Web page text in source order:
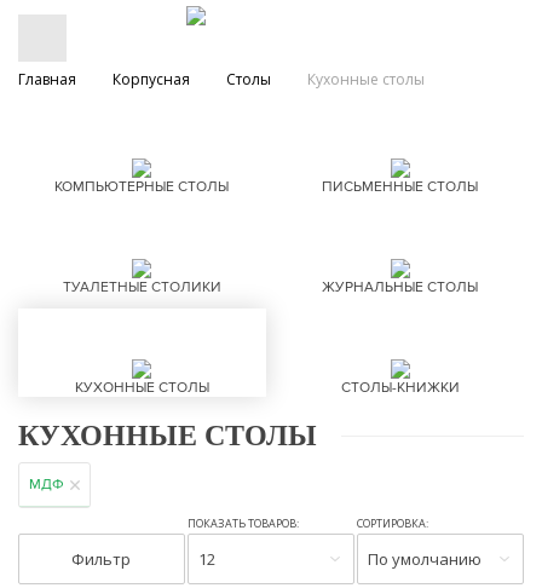
Главная Корпусная Столы Кухонные столы
КОМПЬЮТЕРНЫЕ СТОЛЫ ПИСЬМЕННЫЕ СТОЛЫ
ТУАЛЕТНЫЕ СТОЛИКИ ЖУРНАЛЬНЫЕ СТОЛЫ
КУХОННЫЕ СТОЛЫ СТОЛЫ-КНИЖКИ
КУХОННЫЕ СТОЛЫ
МДФ
Фильтр
ПОКАЗАТЬ ТОВАРОВ:
12
СОРТИРОВКА:
По умолчанию